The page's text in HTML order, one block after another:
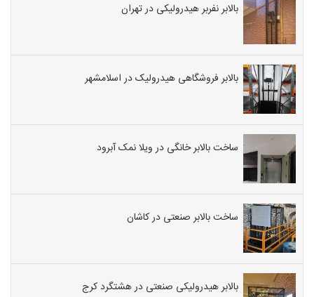
بالابر نفربر هیدرولیکی در تهران
بالابر فروشگاهی هیدرولیک در اسلامشهر
ساخت بالابر خانگی در ویلا نمک آبرود
ساخت بالابر صنعتی در کاشان
بالابر هیدرولیکی صنعتی در هشتگرد کرج